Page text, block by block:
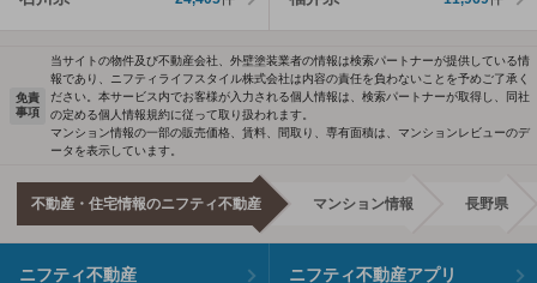
免責
事項
当サイトの物件及び不動産会社、外壁塗装業者の情報は検索パートナーが提供している情
報であり、ニフティライフスタイル株式会社は内容の責任を負わないことを予めご了承く
ださい。本サービス内でお客様が入力される個人情報は、検索パートナーが取得し、同社
の定める個人情報規約に従って取り扱われます。
マンション情報の一部の販売価格、賃料、間取り、専有面積は、マンションレビューのデ
ータを表示しています。
不動産・住宅情報のニフティ不動産 マンション情報 長野県
ニフティ不動産 ニフティ不動産アプリ